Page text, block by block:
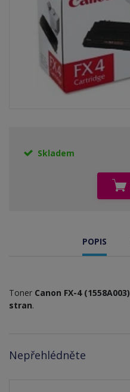
Skladem
POPIS
Toner Canon FX-4 (1558A003)
stran.
Nepřehlédněte